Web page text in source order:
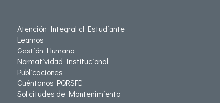
Atención Integral al Estudiante
Leamos
Gestión Humana
Normatividad Institucional
Publicaciones
Cuéntanos PQRSFD
Solicitudes de Mantenimiento